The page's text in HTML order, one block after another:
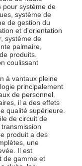
pour système de
système de
de gestion du
et d'orientation
système de
palmaire,
produits.
coulissant
à vantaux pleine
principalement
de personnel.
il a des effets
qualité supérieure.
de circuit de
produit a des
une
Il est
de gamme et